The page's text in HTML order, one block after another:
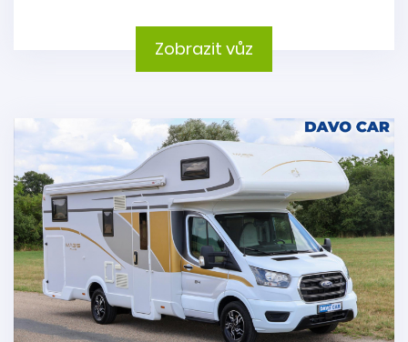
Zobrazit vůz